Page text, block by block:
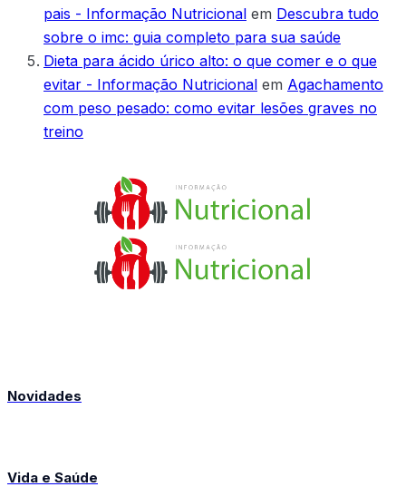
pais - Informação Nutricional em Descubra tudo
sobre o imc: guia completo para sua saúde
Dieta para ácido úrico alto: o que comer e o que
evitar - Informação Nutricional em Agachamento
com peso pesado: como evitar lesões graves no
treino
Novidades
Vida e Saúde